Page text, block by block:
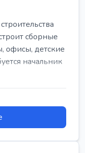
сборные
офисы, детские
начальник